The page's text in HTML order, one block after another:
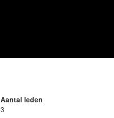
Aantal leden
3